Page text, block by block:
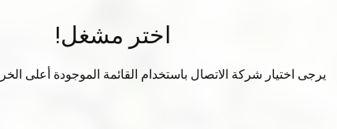
اختر مشغل!
يرجى اختيار شركة الاتصال باستخدام القائمة الموجودة أعلى